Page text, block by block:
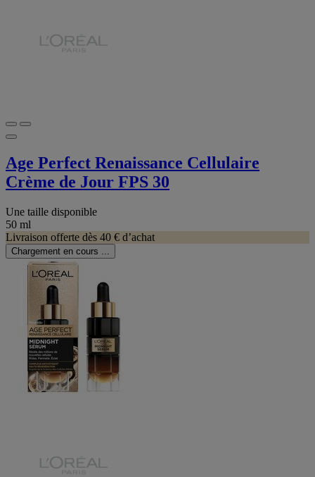
Age Perfect Renaissance Cellulaire
Crème de Jour FPS 30
Une taille disponible
50 ml
Livraison offerte dès 40 € d’achat
Chargement en cours ...